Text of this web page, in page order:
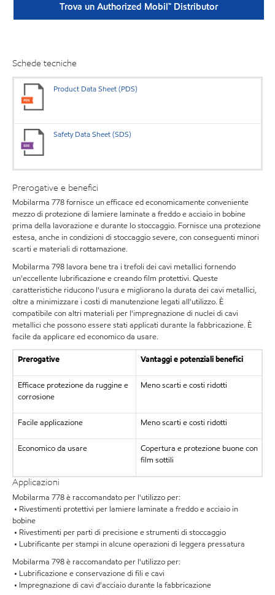
Trova un Authorized Mobil™ Distributor
Schede tecniche
Product Data Sheet (PDS)
Safety Data Sheet (SDS)
Prerogative e benefici
Mobilarma 778 fornisce un efficace ed economicamente conveniente
mezzo di protezione di lamiere laminate a freddo e acciaio in bobine
prima della lavorazione e durante lo stoccaggio. Fornisce una protezione
estesa, anche in condizioni di stoccaggio severe, con conseguenti minori
scarti e materiali di rottamazione.
Mobilarma 798 lavora bene tra i trefoli dei cavi metallici fornendo
un'eccellente lubrificazione e creando film protettivi. Queste
caratteristiche riducono l'usura e migliorano la durata dei cavi metallici,
oltre a minimizzare i costi di manutenzione legati all'utilizzo. È
compatibile con altri materiali per l'impregnazione di nuclei di cavi
metallici che possono essere stati applicati durante la fabbricazione. È
facile da applicare ed economico da usare.
Prerogative Vantaggi e potenziali benefici
Efficace protezione da ruggine e
corrosione
Meno scarti e costi ridotti
Facile applicazione Meno scarti e costi ridotti
Economico da usare
Copertura e protezione buone con
film sottili
Applicazioni
Mobilarma 778 è raccomandato per l'utilizzo per:
• Rivestimenti protettivi per lamiere laminate a freddo e acciaio in
bobine
• Rivestimenti per parti di precisione e strumenti di stoccaggio
• Lubrificante per stampi in alcune operazioni di leggera pressatura
Mobilarma 798 è raccomandato per l'utilizzo per:
• Lubrificazione e conservazione di fili e cavi
• Impregnazione di cavi d'acciaio durante la fabbricazione